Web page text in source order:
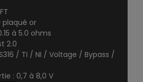
plaqué or
à 5.0 ohms
2.0
/ TI / NI / Voltage / Bypass /
: 0,7 à 8,0 V